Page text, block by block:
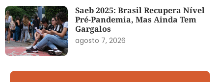
Saeb 2025: Brasil Recupera Nível
Pré-Pandemia, Mas Ainda Tem
Gargalos
agosto 7, 2026